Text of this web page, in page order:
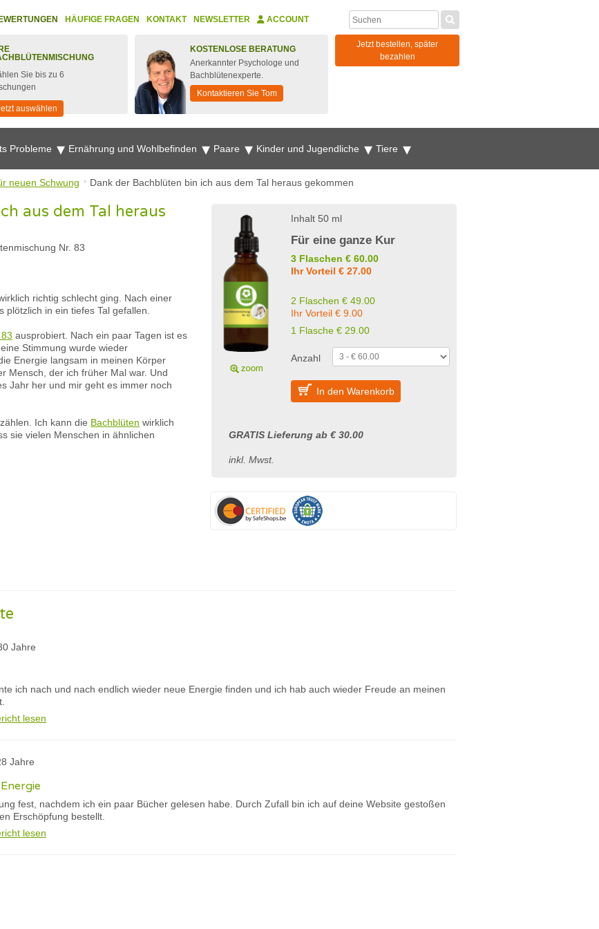
HÄUFIGE FRAGEN KONTAKT NEWSLETTER ACCOUNT
Sie bis zu 6
auswählen
KOSTENLOSE BERATUNG
Anerkannter Psychologe und
Bachblütenexperte.
Kontaktieren Sie Tom
Jetzt bestellen, später
bezahlen
Probleme Ernährung und Wohlbefinden Paare Kinder und Jugendliche Tiere
neuen Schwung Dank der Bachblüten bin ich aus dem Tal heraus gekommen
aus dem Tal heraus
Nr. 83
richtig schlecht ging. Nach einer
in ein tiefes Tal gefallen.
ausprobiert. Nach ein paar Tagen ist es
Stimmung wurde wieder
Energie langsam in meinen Körper
Mensch, der ich früher Mal war. Und
Jahr her und mir geht es immer noch
Ich kann die Bachblüten wirklich
sie vielen Menschen in ähnlichen
Inhalt 50 ml
Für eine ganze Kur
3 Flaschen € 60.00
Ihr Vorteil € 27.00
2 Flaschen € 49.00
Ihr Vorteil € 9.00
1 Flasche € 29.00
Anzahl
In den Warenkorb
GRATIS Lieferung ab € 30.00
inkl. Mwst.
Jahre
ich nach und nach endlich wieder neue Energie finden und ich hab auch wieder Freude an meinen
lesen
Jahre
fest, nachdem ich ein paar Bücher gelesen habe. Durch Zufall bin ich auf deine Website gestoßen
Erschöpfung bestellt.
lesen